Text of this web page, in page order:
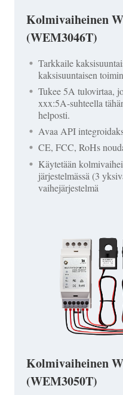
Kolmivaiheinen
(WEM3046T)
Tarkkaile
kaksisuuntaisen
Tukee 5A tulovirtaa,
xxx:5A-suhteella
helposti.
Avaa API
CE, FCC, RoHs
Käytetään
järjestelmässä (3
vaihejärjestelmä
Kolmivaiheinen
(WEM3050T)